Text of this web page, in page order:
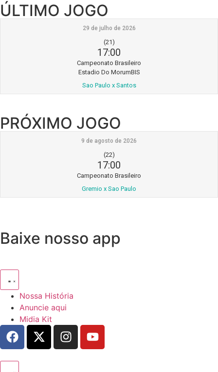
ÚLTIMO JOGO
29 de julho de 2026
(21)
17:00
Campeonato Brasileiro
Estadio Do MorumBIS
Sao Paulo x Santos
PRÓXIMO JOGO
9 de agosto de 2026
(22)
17:00
Campeonato Brasileiro
Gremio x Sao Paulo
Baixe nosso app
Nossa História
Anuncie aqui
Midia Kit